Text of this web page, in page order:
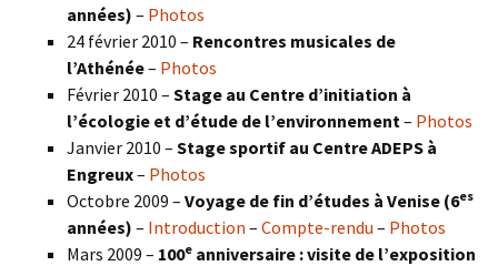
années) – Photos
24 février 2010 – Rencontres musicales de
l’Athénée– Photos
Février 2010 – Stage au Centre d’initiation à
l’écologie et d’étude de l’environnement – Photos
Janvier 2010 – Stage sportif au Centre ADEPS à
Engreux– Photos
Octobre 2009 – Voyage de fin d’études à Venise (6es
années) – Introduction – Compte-rendu – Photos
Mars 2009 – 100e anniversaire : visite de l’exposition